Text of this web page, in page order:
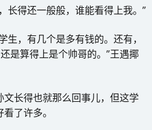
长得还一般般，谁能看得上我。”
生，有几个是多有钱的。还有，
是算得上是个帅哥的。”王遇揶
长得也就那么回事儿，但这学
了许多。